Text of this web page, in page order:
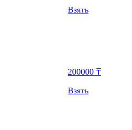
Взять
200000 ₸
Взять